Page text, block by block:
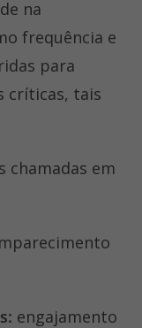
na
frequência e
para
críticas, tais
chamadas em
engajamento